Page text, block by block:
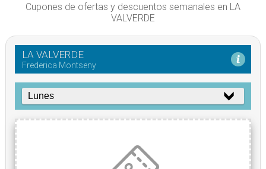
Cupones de ofertas y descuentos semanales en LA
VALVERDE
LA VALVERDE
Frederica Montseny